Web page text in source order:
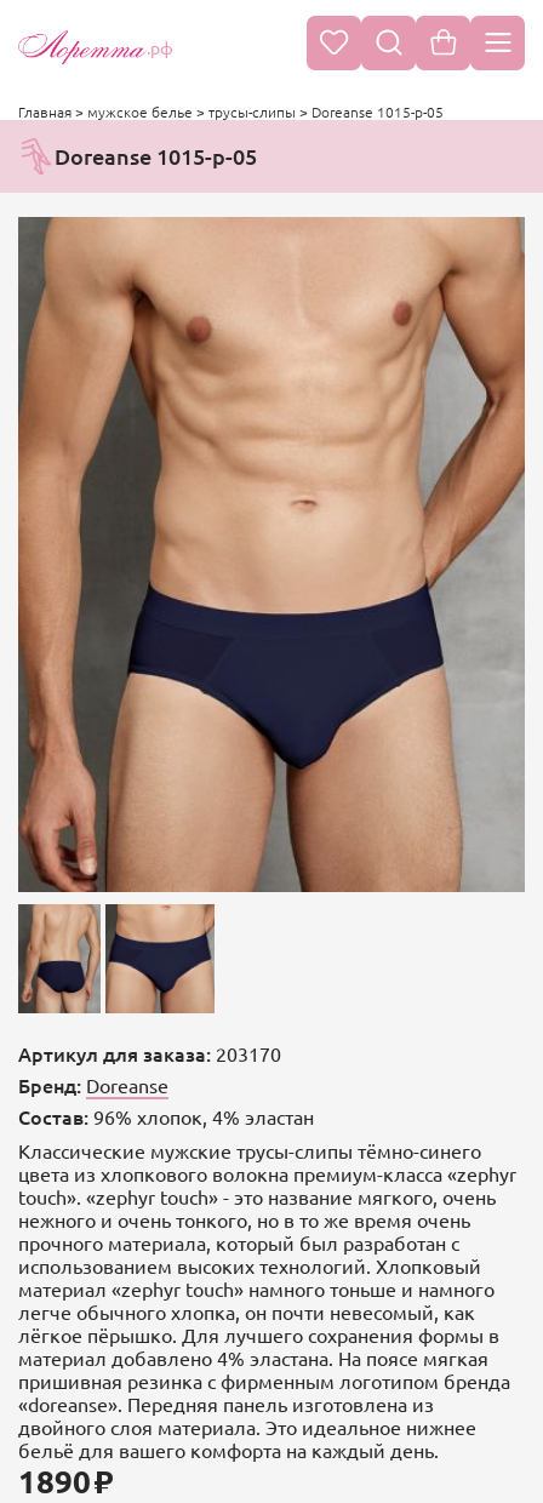
.рф
Главная> мужское белье > трусы-слипы > Doreanse 1015-p-05
Doreanse 1015-p-05
Артикул для заказа: 203170
Бренд: Doreanse
Состав: 96% хлопок, 4% эластан
Классические мужские трусы-слипы тёмно-синего
цвета из хлопкового волокна премиум-класса «zephyr
touch». «zephyr touch» - это название мягкого, очень
нежного и очень тонкого, но в то же время очень
прочного материала, который был разработан с
использованием высоких технологий. Хлопковый
материал «zephyr touch» намного тоньше и намного
легче обычного хлопка, он почти невесомый, как
лёгкое пёрышко. Для лучшего сохранения формы в
материал добавлено 4% эластана. На поясе мягкая
пришивная резинка с фирменным логотипом бренда
«doreanse». Передняя панель изготовлена из
двойного слоя материала. Это идеальное нижнее
бельё для вашего комфорта на каждый день.
1890